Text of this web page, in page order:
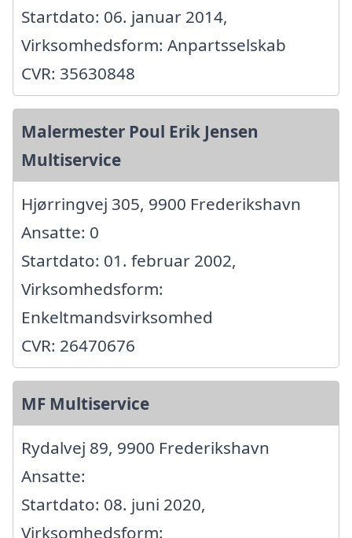
Startdato: 06. januar 2014,
Virksomhedsform: Anpartsselskab
CVR: 35630848
Malermester Poul Erik Jensen
Multiservice
Hjørringvej 305, 9900 Frederikshavn
Ansatte: 0
Startdato: 01. februar 2002,
Virksomhedsform:
Enkeltmandsvirksomhed
CVR: 26470676
MF Multiservice
Rydalvej 89, 9900 Frederikshavn
Ansatte:
Startdato: 08. juni 2020,
Virksomhedsform: